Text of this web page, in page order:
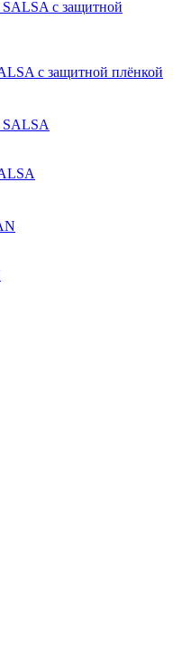
с защитной плёнкой